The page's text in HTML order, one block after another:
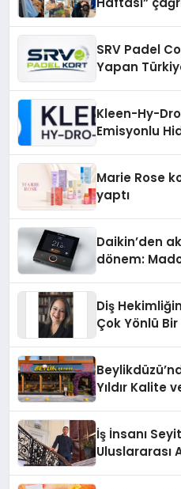
SRV Padel
Yapan
Kleen-Hy-
Emisyonlu
Marie Rose
yaptı
Daikin’den
dönem:
Diş
Çok Yönlü
Yıldır Kalite
İş İnsanı
Uluslararası